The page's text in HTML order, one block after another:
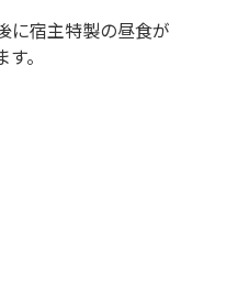
に宿主特製の昼食が
。